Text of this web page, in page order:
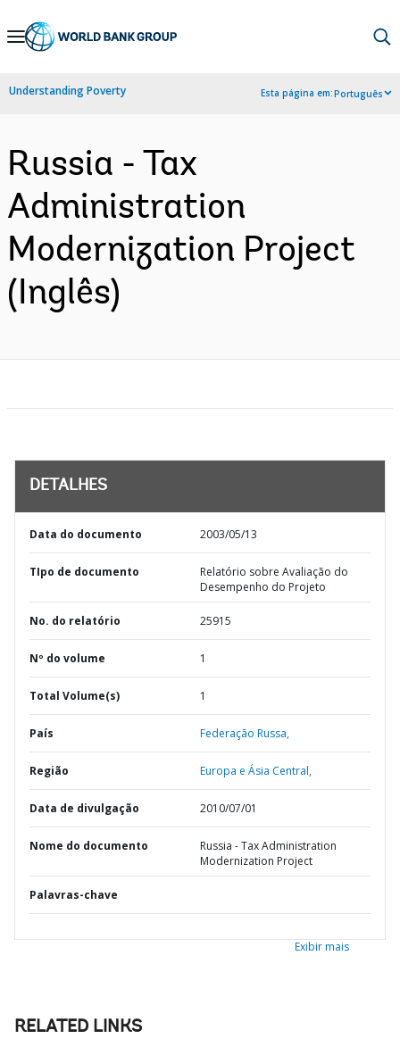
Skip
Navigation
Understanding Poverty Esta página em:Português
Russia - Tax
Administration
Modernization Project
(Inglês)
DETALHES
Data do documento 2003/05/13
TIpo de documento
Relatório sobre Avaliação do
Desempenho do Projeto
No. do relatório 25915
Nº do volume 1
Total Volume(s) 1
País Federação Russa,
Região Europa e Ásia Central,
Data de divulgação 2010/07/01
Nome do documento
Russia - Tax Administration
Modernization Project
Palavras-chave
Exibir mais
RELATED LINKS